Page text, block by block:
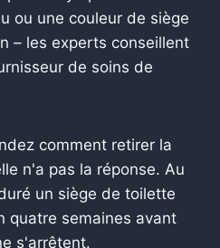
ou une couleur de siège
– les experts conseillent
de soins de
comment retirer la
n'a pas la réponse. Au
un siège de toilette
quatre semaines avant
s'arrêtent.